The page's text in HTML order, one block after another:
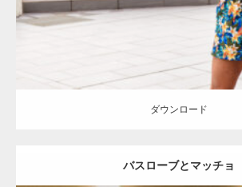
ダウンロード
バスローブとマッチョ